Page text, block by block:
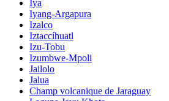
Iya
Iyang-Argapura
Izalco
Iztaccíhuatl
Izu-Tobu
Izumbwe-Mpoli
Jailolo
Jalua
Champ volcanique de Jaraguay